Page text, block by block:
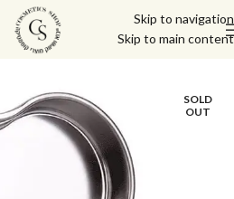
Skip to navigation
Skip to main content
עמוד
SOLD
OUT